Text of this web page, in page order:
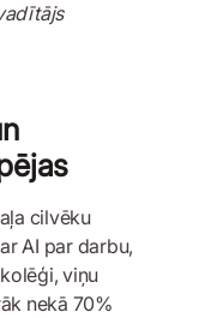
cilvēku
AI par darbu,
viņu
nekā 70%